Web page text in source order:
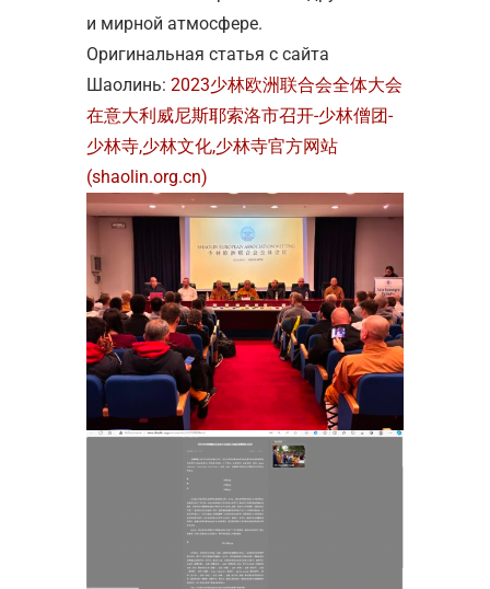
и мирной атмосфере.
Оригинальная статья с сайта
Шаолинь: 2023少林欧洲联合会全体大会
在意大利威尼斯耶索洛市召开-少林僧团-
少林寺,少林文化,少林寺官方网站
(shaolin.org.cn)